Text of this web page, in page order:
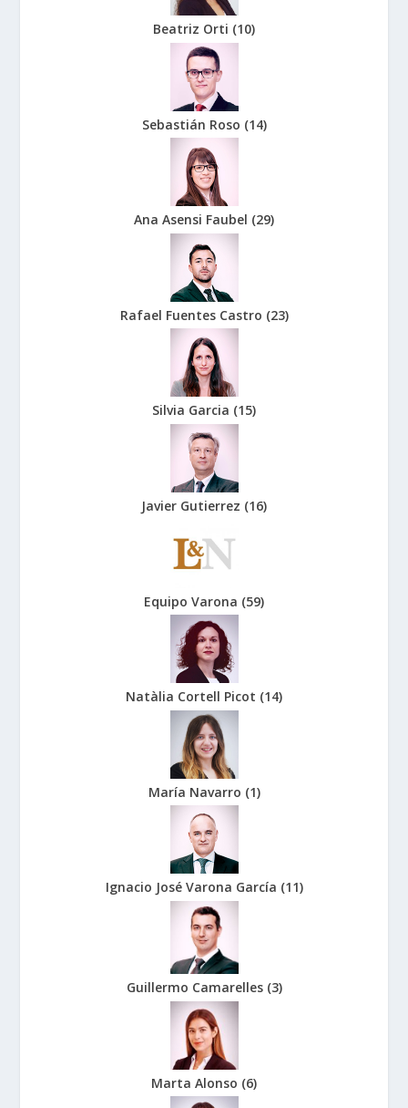
Beatriz Orti (10)
Sebastián Roso (14)
Ana Asensi Faubel (29)
Rafael Fuentes Castro (23)
Silvia Garcia (15)
Javier Gutierrez (16)
Equipo Varona (59)
Natàlia Cortell Picot (14)
María Navarro (1)
Ignacio José Varona García (11)
Guillermo Camarelles (3)
Marta Alonso (6)